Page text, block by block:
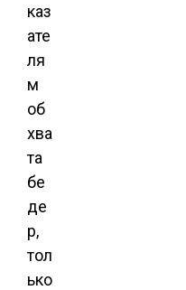
каз
ате
ля
м
об
хва
та
бе
де
р,
тол
ько